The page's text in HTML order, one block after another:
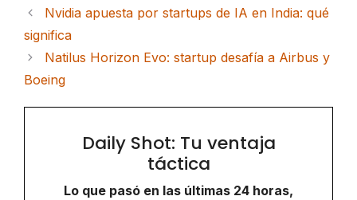
Nvidia apuesta por startups de IA en India: qué
significa
Natilus Horizon Evo: startup desafía a Airbus y
Boeing
Daily Shot: Tu ventaja
táctica
Lo que pasó en las últimas 24 horas,